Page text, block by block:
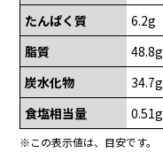
たんぱく質
6.2g
脂質
48.8g
炭水化物
34.7g
食塩相当量
0.51g
※この表示値は、目安です。